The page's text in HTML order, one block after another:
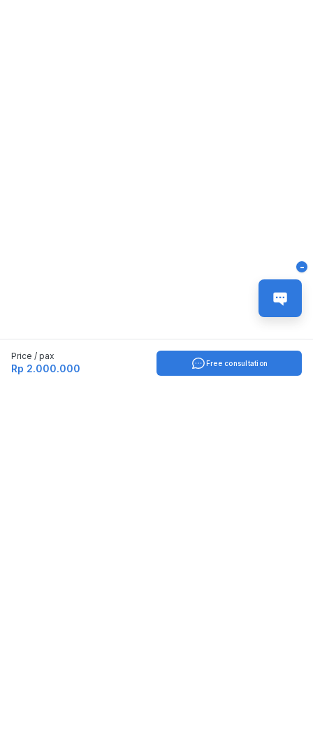
-
Price / pax
Rp 2.000.000 Free consultation